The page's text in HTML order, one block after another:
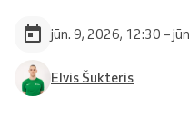
jūn. 9, 2026, 12:30 –
Elvis Šukteris